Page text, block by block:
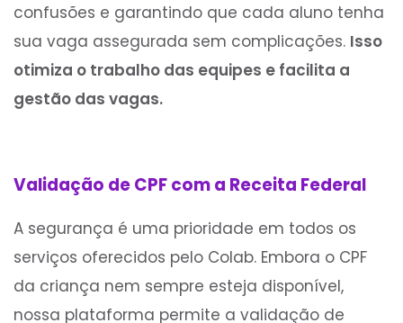
confusões e garantindo que cada aluno tenha
sua vaga assegurada sem complicações. Isso
otimiza o trabalho das equipes e facilita a
gestão das vagas.
Validação de CPF com a Receita Federal
A segurança é uma prioridade em todos os
serviços oferecidos pelo Colab. Embora o CPF
da criança nem sempre esteja disponível,
nossa plataforma permite a validação de